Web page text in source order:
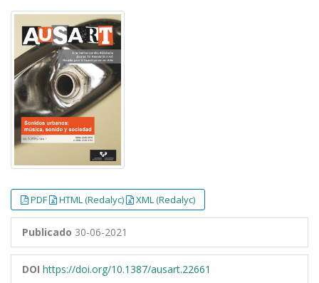
PDF HTML (Redalyc) XML (Redalyc)
Publicado 30-06-2021
DOI https://doi.org/10.1387/ausart.22661